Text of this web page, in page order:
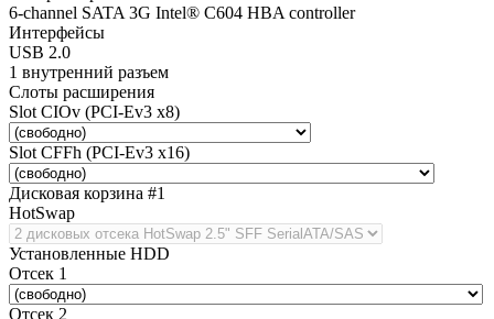
6-channel SATA 3G Intel® C604 HBA controller
Интерфейсы
USB 2.0
1 внутренний разъем
Слоты расширения
Slot CIOv (PCI-Ev3 x8)
Slot CFFh (PCI-Ev3 x16)
Дисковая корзина #1
HotSwap
Установленные HDD
Отсек 1
Отсек 2